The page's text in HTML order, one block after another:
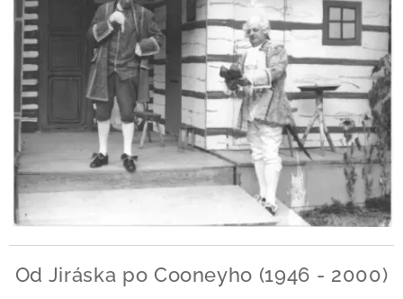
Od Jiráska po Cooneyho (1946 - 2000)